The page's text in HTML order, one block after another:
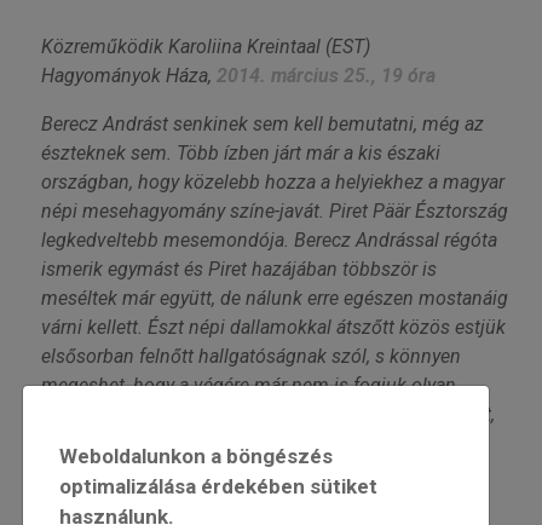
Közreműködik Karoliina Kreintaal (EST)
Hagyományok Háza, 2014. március 25., 19 óra
Berecz Andrást senkinek sem kell bemutatni, még az
észteknek sem. Több ízben járt már a kis északi
országban, hogy közelebb hozza a helyiekhez a magyar
népi mesehagyomány színe-javát. Piret Päär Észtország
legkedveltebb mesemondója. Berecz Andrással régóta
ismerik egymást és Piret hazájában többször is
meséltek már együtt, de nálunk erre egészen mostanáig
várni kellett. Észt népi dallamokkal átszőtt közös estjük
elsősorban felnőtt hallgatóságnak szól, s könnyen
megeshet, hogy a végére már nem is fogjuk olyan
távolinak és hűvösnek tartani az észtek szellemiségét,
mint ahogy azt eredendően gondolnánk itt a Kárpát-
medencében. Az észt történetek Tóth Kriszta mesélő
tolmácsolásában hangoznak el magyar nyelven.
Weboldalunkon a böngészés
optimalizálása érdekében sütiket
használunk.